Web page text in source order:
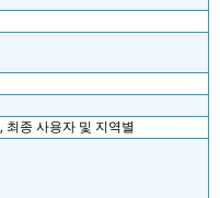
최종 사용자 및 지역별